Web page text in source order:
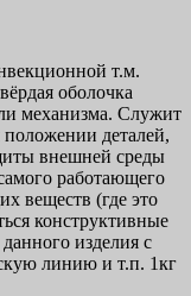
т.м.
оболочка
механизма. Служит
деталей,
внешней среды
работающего
веществ (где это
конструктивные
изделия с
линию и т.п. 1кг